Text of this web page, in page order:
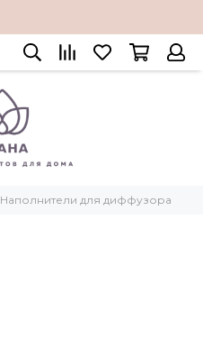
Наполнители для диффузора